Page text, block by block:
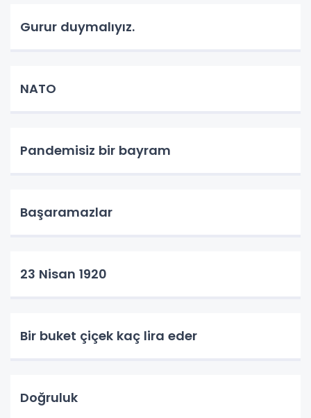
Gurur duymalıyız.
NATO
Pandemisiz bir bayram
Başaramazlar
23 Nisan 1920
Bir buket çiçek kaç lira eder
Doğruluk